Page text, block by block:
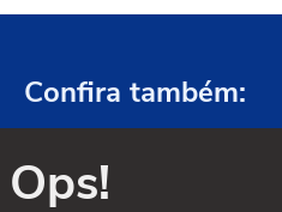
Confira também:
Ops!